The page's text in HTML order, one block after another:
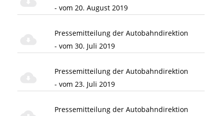
- vom 20. August 2019
Pressemitteilung der Autobahndirektion
- vom 30. Juli 2019
Pressemitteilung der Autobahndirektion
- vom 23. Juli 2019
Pressemitteilung der Autobahndirektion